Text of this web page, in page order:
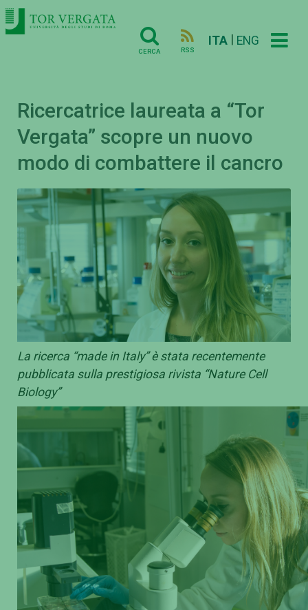
CERCA RSS
ITA ENG
Ricercatrice laureata a “Tor
Vergata” scopre un nuovo
modo di combattere il cancro
La ricerca “made in Italy” è stata recentemente
pubblicata sulla prestigiosa rivista “Nature Cell
Biology”